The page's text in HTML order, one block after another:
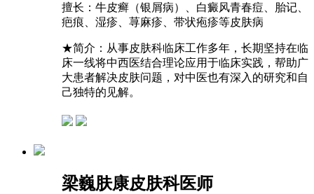
擅长： 牛皮癣（银屑病）、白癜风青春痘、胎记、
疤痕、湿疹、荨麻疹、带状疱疹等皮肤病
★简介：从事皮肤科临床工作多年，长期坚持在临
床一线将中西医结合理论应用于临床实践，帮助广
大患者解决皮肤问题，对中医也有深入的研究和自
己独特的见解。
梁巍肤康皮肤科医师